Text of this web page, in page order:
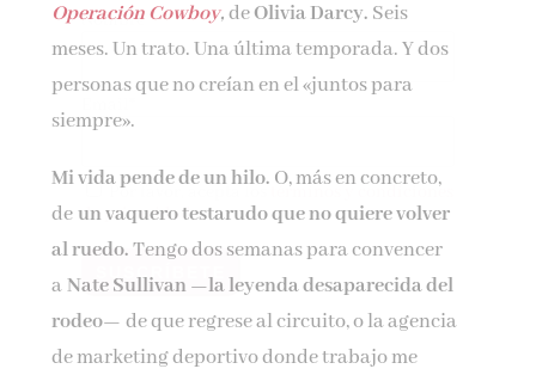
Operación Cowboy,deOlivia Darcy. Seis
meses. Un trato. Una última temporada. Y dos
personas que no creían en el «juntos para
siempre».
Mi vida pende de un hilo. O, más en concreto,
deun vaquero testarudo que no quiere volver
al ruedo.Tengo dos semanas para convencer
aNate Sullivan —la leyenda desaparecida del
rodeo— de que regrese al circuito, o la agencia
de marketing deportivo donde trabajo me
Nombre*
Por favor, acepta los
términos y condiciones
de privacidad